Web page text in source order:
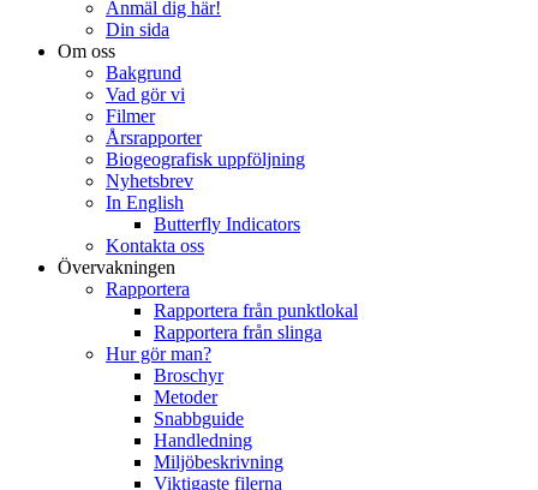
Anmäl dig här!
Din sida
Om oss
Bakgrund
Vad gör vi
Filmer
Årsrapporter
Biogeografisk uppföljning
Nyhetsbrev
In English
Butterfly Indicators
Kontakta oss
Övervakningen
Rapportera
Rapportera från punktlokal
Rapportera från slinga
Hur gör man?
Broschyr
Metoder
Snabbguide
Handledning
Miljöbeskrivning
Viktigaste filerna